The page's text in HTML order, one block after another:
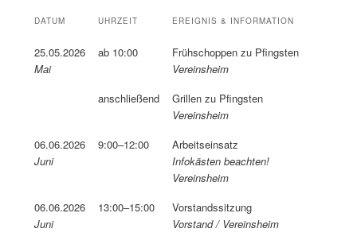
DATUM UHRZEIT EREIGNIS & INFORMATION
25.05.2026
Mai
ab 10:00
Frühschoppen zu Pfingsten
Vereinsheim
anschließend
Grillen zu Pfingsten
Vereinsheim
06.06.2026
Juni
9:00–12:00
Arbeitseinsatz
Infokästen beachten!
Vereinsheim
06.06.2026
Juni
13:00–15:00
Vorstandssitzung
Vorstand / Vereinsheim